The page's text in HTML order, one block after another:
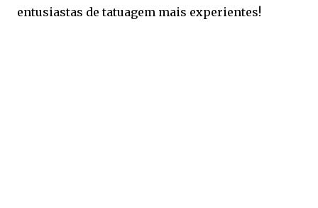
entusiastas de tatuagem mais experientes!